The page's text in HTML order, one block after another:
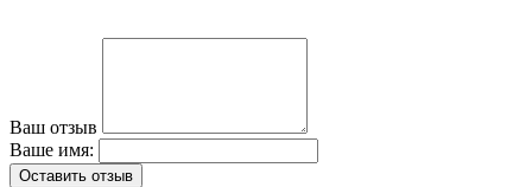
Ваш отзыв
Ваше имя:
Оставить отзыв